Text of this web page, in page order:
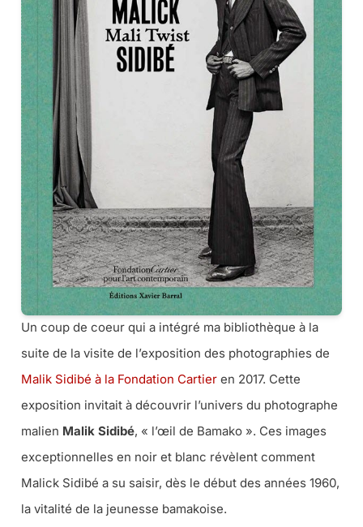
Un coup de coeur qui a intégré ma bibliothèque à la
suite de la visite de l’exposition des photographies de
Malik Sidibé à la Fondation Cartier en 2017. Cette
exposition invitait à découvrir l’univers du photographe
malien Malik Sidibé, « l’œil de Bamako ». Ces images
exceptionnelles en noir et blanc révèlent comment
Malick Sidibé a su saisir, dès le début des années 1960,
la vitalité de la jeunesse bamakoise.